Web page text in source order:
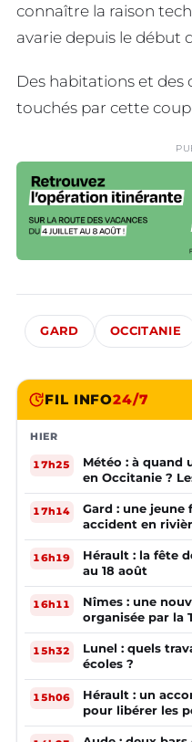
connaître la raison
avarie depuis le début
Des habitations et
touchés par cette
GARD OCCITANIE
FIL INFO24/7
HIER
17h25
Météo : à quand
en Occitanie ?
17h14
Gard : une jeune
accident en
16h19
Hérault : la fête
au 18 août
16h11
Nîmes : une
organisée par la
15h32
Lunel : quels
écoles ?
15h06
Hérault : un
pour libérer les